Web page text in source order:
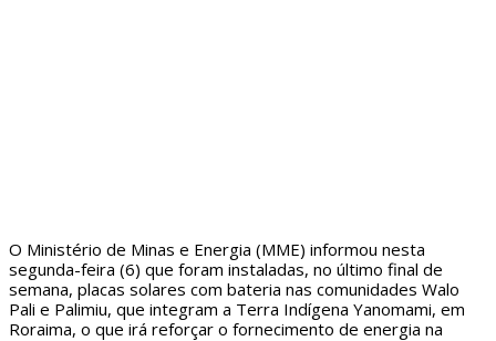
O Ministério de Minas e Energia (MME) informou nesta
segunda-feira (6) que foram instaladas, no último final de
semana, placas solares com bateria nas comunidades Walo
Pali e Palimiu, que integram a Terra Indígena Yanomami, em
Roraima, o que irá reforçar o fornecimento de energia na